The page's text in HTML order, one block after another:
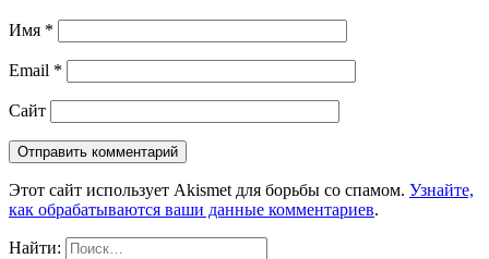
Имя *
Email *
Сайт
Этот сайт использует Akismet для борьбы со спамом. Узнайте,
как обрабатываются ваши данные комментариев.
Найти: